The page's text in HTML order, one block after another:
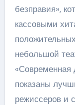
безправия»,
кассовыми
небольшой
«Современная
показаны
режиссеров и